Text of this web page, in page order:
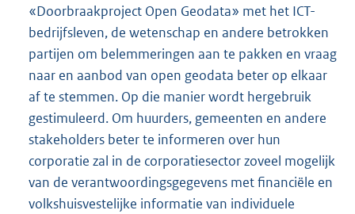
«Doorbraakproject Open Geodata» met het ICT-
bedrijfsleven, de wetenschap en andere betrokken
partijen om belemmeringen aan te pakken en vraag
naar en aanbod van open geodata beter op elkaar
af te stemmen. Op die manier wordt hergebruik
gestimuleerd. Om huurders, gemeenten en andere
stakeholders beter te informeren over hun
corporatie zal in de corporatiesector zoveel mogelijk
van de verantwoordingsgegevens met financiële en
volkshuisvestelijke informatie van individuele